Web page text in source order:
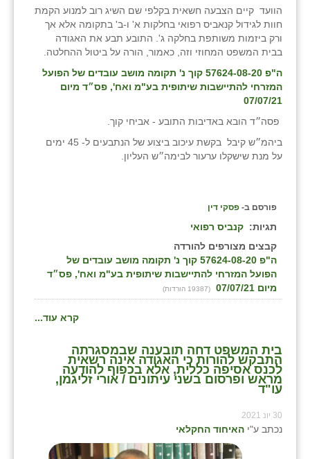
הוועד קיים הצבעה חשאית בקלפי שם השיג רוב למנוע הקמת
חוות לגידול קנאביס רפואי בחלקות א' ו-ב' בתקומה אלא אך
ורק ביזמות משותפת בחלקה ג'. התובע תבע את האגודה
בבית המשפט המחוזי וזה, כאמור, הורה על ביטול ההחלטה.
ה"פ 57624-08-20 קוך נ' תקומה מושב עובדים של הפועל
המזרחי להתיישבות שיתופית בע"מ ואח', פס״ד מיום
07/07/21
פסה״ד הובא באדיבות התובע - אביחי קוך.
ביהמ״ש קיבל בקשת עיכוב ביצוע של הנתבעים ל- 45 ימים
על מנת שישקלו ערעור לבימה״ש העליון.
פורסם ב- פסקי דין
תגיות: קנביס רפואי
קבצים מצורפים להורדה
ה"פ 57624-08-20 קוך נ' תקומה מושב עובדים של
הפועל המזרחי להתיישבות שיתופית בע"מ ואח', פס״ד
מיום 07/07/21
(19387 הורדות)
קרא עוד...
בית המשפט דחה תובענה שבמסגרתה
התבקש להורות כי האגודה אינה רשאית
לכנס אסיפה כללית, אלא בכפוף להודעה
מראש ופרסום בשני עיתונים / אורי זליגמן,
עו"ד
30 יונ 2021
נכתב ע"י האיחוד החקלאי